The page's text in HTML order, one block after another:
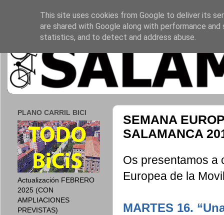
SEMANA
SALAMANCA
Os presentamos a
Europea de la
MARTES 16.
PLANO CARRIL BICI
Actualización FEBRERO
2025 (CON
AMPLIACIONES
PREVISTAS)
This site uses cookies from Google to deliver its
are shared with Google along with performance
statistics, and to detect and address abuse.